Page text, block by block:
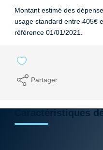
Montant estimé des
usage standard entre 405€
référence 01/01/2021.
Partager
Caractéristiques